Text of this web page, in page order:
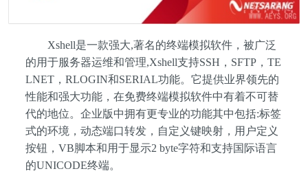
Xshell是一款强大,著名的终端模拟软件，被广泛
的用于服务器运维和管理,Xshell支持SSH，SFTP，TE
LNET，RLOGIN和SERIAL功能。它提供业界领先的
性能和强大功能，在免费终端模拟软件中有着不可替
代的地位。企业版中拥有更专业的功能其中包括:标签
式的环境，动态端口转发，自定义键映射，用户定义
按钮，VB脚本和用于显示2 byte字符和支持国际语言
的UNICODE终端。